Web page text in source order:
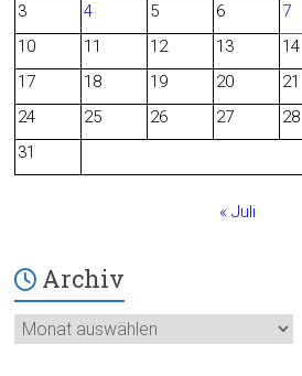
o
3
4 5 6 7
10
11 12 13 14
17
18 19 20 21
24
25 26 27 28
31
« Juli
Archiv
Archiv